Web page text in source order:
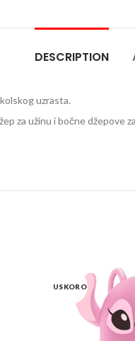
DESCRIPTION
uzrasta.
za užinu i bočne džepove
STITCH Starry eyed
USKORO